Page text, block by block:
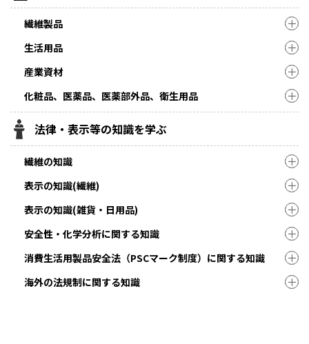
繊維製品
生活用品
産業資材
化粧品、医薬品、医薬部外品、衛生用品
法律・表示等の知識を学ぶ
繊維の知識
表示の知識(繊維)
表示の知識(雑貨・日用品)
安全性・化学分析に関する知識
消費生活用製品安全法（PSCマーク制度）に関する知識
海外の法規制に関する知識